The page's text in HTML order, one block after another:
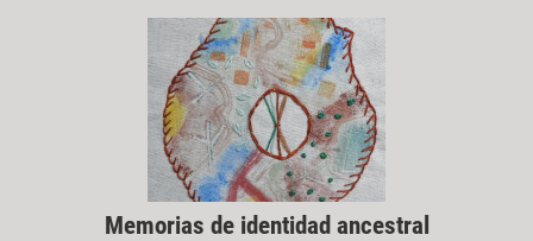
Memorias de identidad ancestral